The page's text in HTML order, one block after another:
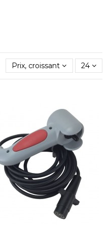
Prix, croissant 24